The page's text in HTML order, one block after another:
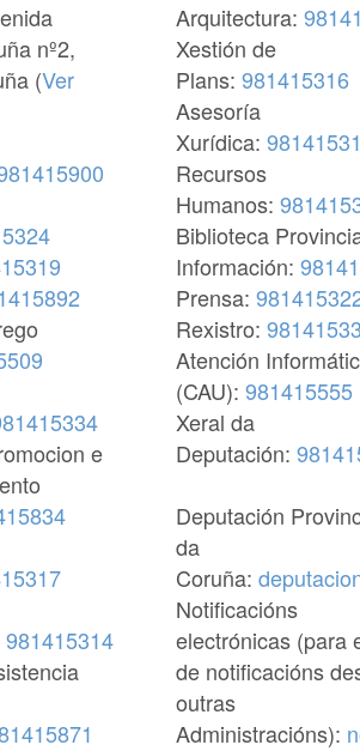
nº2,
(Ver
e
981415314
Arquitectura:
Xestión de
Plans: 981415316
Asesoría
Xurídica:
Recursos
Humanos:
Biblioteca
Información:
Prensa:
Rexistro:
Atención
(CAU): 981415555
Xeral da
Deputación:
Deputación
da
Coruña:
Notificacións
electrónicas (para
de notificacións
outras
Administracións):